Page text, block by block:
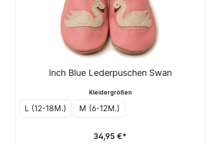
Inch Blue Lederpuschen Swan
Kleidergrößen
L (12-18M.) M (6-12M.)
34,95 €*